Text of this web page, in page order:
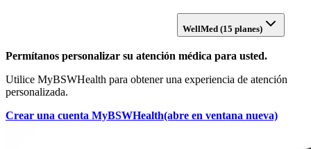
WellMed (15 planes)
Permítanos personalizar su atención médica para usted.
Utilice MyBSWHealth para obtener una experiencia de atención
personalizada.
Crear una cuenta MyBSWHealth(abre en ventana nueva)